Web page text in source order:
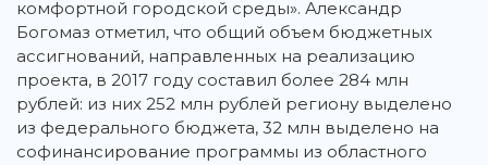
комфортной городской среды». Александр
Богомаз отметил, что общий объем бюджетных
ассигнований, направленных на реализацию
проекта, в 2017 году составил более 284 млн
рублей: из них 252 млн рублей региону выделено
из федерального бюджета, 32 млн выделено на
софинансирование программы из областного